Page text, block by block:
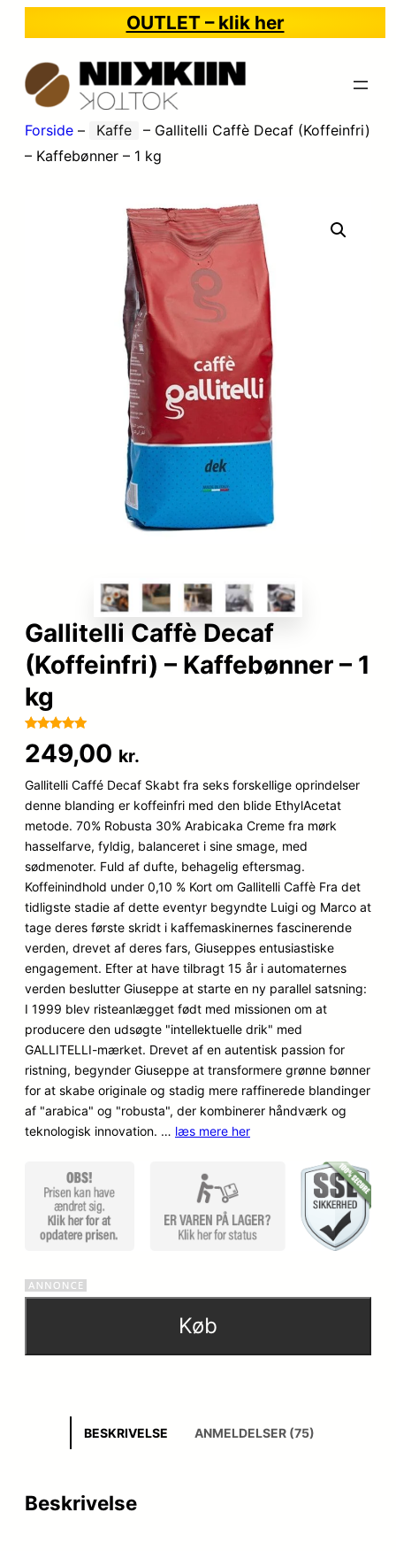
OUTLET – klik her
Forside – Kaffe – Gallitelli Caffè Decaf (Koffeinfri)
– Kaffebønner – 1 kg
Gallitelli Caffè Decaf
(Koffeinfri) – Kaffebønner – 1
kg
som5ud
af 5
kundebedøm
melser
249,00 kr.
Gallitelli Caffé Decaf Skabt fra seks forskellige oprindelser
denne blanding er koffeinfri med den blide EthylAcetat
metode. 70% Robusta 30% Arabicaka Creme fra mørk
hasselfarve, fyldig, balanceret i sine smage, med
sødmenoter. Fuld af dufte, behagelig eftersmag.
Koffeinindhold under 0,10 % Kort om Gallitelli Caffè Fra det
tidligste stadie af dette eventyr begyndte Luigi og Marco at
tage deres første skridt i kaffemaskinernes fascinerende
verden, drevet af deres fars, Giuseppes entusiastiske
engagement. Efter at have tilbragt 15 år i automaternes
verden beslutter Giuseppe at starte en ny parallel satsning:
I 1999 blev risteanlægget født med missionen om at
producere den udsøgte "intellektuelle drik" med
GALLITELLI-mærket. Drevet af en autentisk passion for
ristning, begynder Giuseppe at transformere grønne bønner
for at skabe originale og stadig mere raffinerede blandinger
af "arabica" og "robusta", der kombinerer håndværk og
teknologisk innovation. … læs mere her
Køb
BESKRIVELSE ANMELDELSER (75)
Beskrivelse